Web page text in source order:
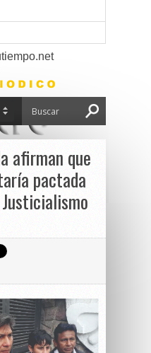
afirman que
pactada